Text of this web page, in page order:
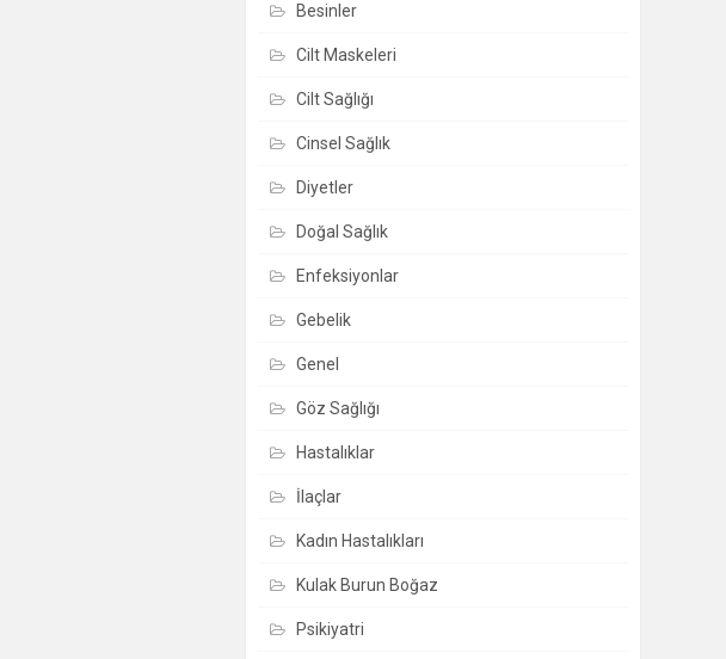
Besinler
Cilt Maskeleri
Cilt Sağlığı
Cinsel Sağlık
Diyetler
Doğal Sağlık
Enfeksiyonlar
Gebelik
Genel
Göz Sağlığı
Hastalıklar
İlaçlar
Kadın Hastalıkları
Kulak Burun Boğaz
Psikiyatri